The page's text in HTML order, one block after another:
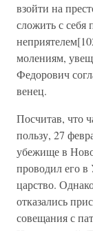
взойти на
сложить с себя
молениям,
Федорович
венец.
Посчитав, что
пользу, 27
убежище в
проводил его в
царство.
отказались
совещания с